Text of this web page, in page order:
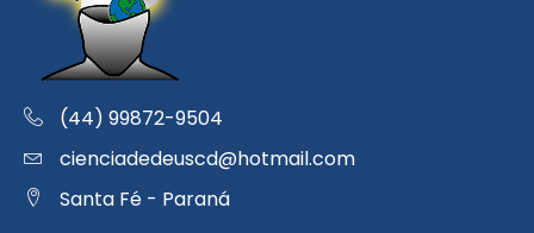
(44) 99872-9504
cienciadedeuscd@hotmail.com
Santa Fé - Paraná